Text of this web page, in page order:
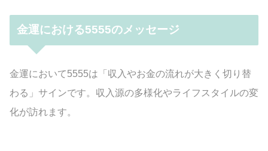
金運における5555のメッセージ
金運において5555は「収入やお金の流れが大きく切り替
わる」サインです。収入源の多様化やライフスタイルの変
化が訪れます。